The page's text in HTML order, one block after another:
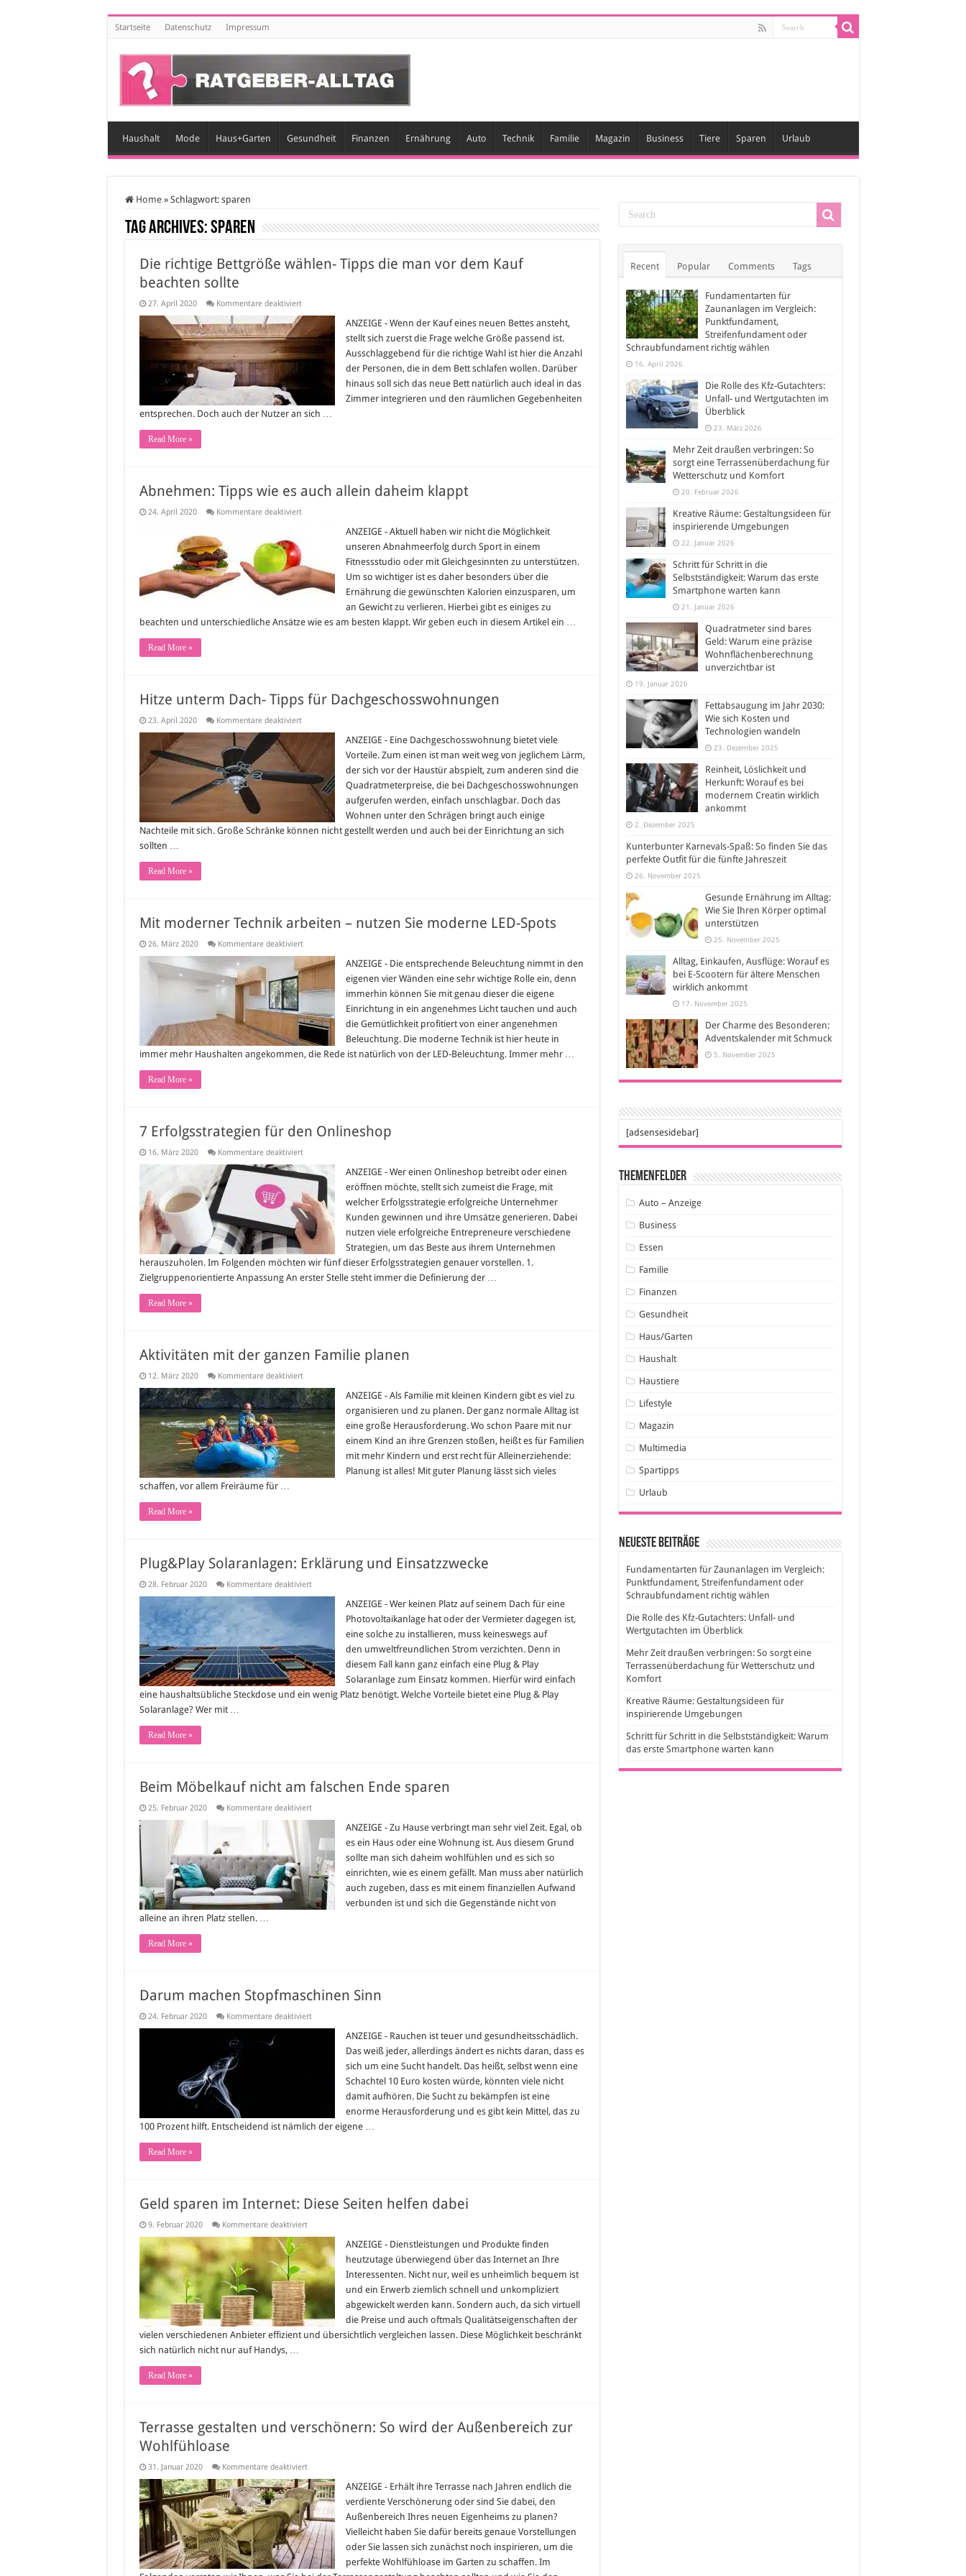
Startseite Datenschutz Impressum
Haushalt Mode Haus+Garten Gesundheit Finanzen Ernährung Auto Technik Familie Magazin Business Tiere Sparen Urlaub
Home » Schlagwort: sparen
Tag Archives:sparen
Die richtige Bettgröße wählen- Tipps die man vor dem Kauf
beachten sollte
27. April 2020 Kommentare deaktiviertfür
richtige
Bettgröße
wählen-
die
beachten
sollte
ANZEIGE - Wenn der Kauf eines neuen Bettes ansteht,
stellt sich zuerst die Frage welche Größe passend ist.
Ausschlaggebend für die richtige Wahl ist hier die Anzahl
der Personen, die in dem Bett schlafen wollen. Darüber
hinaus soll sich das neue Bett natürlich auch ideal in das
Zimmer integrieren und den räumlichen Gegebenheiten
entsprechen. Doch auch der Nutzer an sich …
Read More »
Abnehmen: Tipps wie es auch allein daheim klappt
24. April 2020 Kommentare deaktiviertfür
es
auch
allein
daheim
klappt
ANZEIGE - Aktuell haben wir nicht die Möglichkeit
unseren Abnahmeerfolg durch Sport in einem
Fitnessstudio oder mit Gleichgesinnten zu unterstützen.
Um so wichtiger ist es daher besonders über die
Ernährung die gewünschten Kalorien einzusparen, um
an Gewicht zu verlieren. Hierbei gibt es einiges zu
beachten und unterschiedliche Ansätze wie es am besten klappt. Wir geben euch in diesem Artikel ein …
Read More »
Hitze unterm Dach- Tipps für Dachgeschosswohnungen
23. April 2020 Kommentare deaktiviertfür
unterm
Dach-
für
Dachgeschosswohnungen
ANZEIGE - Eine Dachgeschosswohnung bietet viele
Vorteile. Zum einen ist man weit weg von jeglichem Lärm,
der sich vor der Haustür abspielt, zum anderen sind die
Quadratmeterpreise, die bei Dachgeschosswohnungen
aufgerufen werden, einfach unschlagbar. Doch das
Wohnen unter den Schrägen bringt auch einige
Nachteile mit sich. Große Schränke können nicht gestellt werden und auch bei der Einrichtung an sich
sollten …
Read More »
Mit moderner Technik arbeiten – nutzen Sie moderne LED-Spots
26. März 2020 Kommentare deaktiviertfür
moderner
Technik
–
nutzen
moderne
LED-
ANZEIGE - Die entsprechende Beleuchtung nimmt in den
eigenen vier Wänden eine sehr wichtige Rolle ein, denn
immerhin können Sie mit genau dieser die eigene
Einrichtung in ein angenehmes Licht tauchen und auch
die Gemütlichkeit profitiert von einer angenehmen
Beleuchtung. Die moderne Technik ist hier heute in
immer mehr Haushalten angekommen, die Rede ist natürlich von der LED-Beleuchtung. Immer mehr …
Read More »
7 Erfolgsstrategien für den Onlineshop
16. März 2020 Kommentare deaktiviertfür
Erfolgsstrategien
für
Onlineshop
ANZEIGE - Wer einen Onlineshop betreibt oder einen
eröffnen möchte, stellt sich zumeist die Frage, mit
welcher Erfolgsstrategie erfolgreiche Unternehmer
Kunden gewinnen und ihre Umsätze generieren. Dabei
nutzen viele erfolgreiche Entrepreneure verschiedene
Strategien, um das Beste aus ihrem Unternehmen
herauszuholen. Im Folgenden möchten wir fünf dieser Erfolgsstrategien genauer vorstellen. 1.
Zielgruppenorientierte Anpassung An erster Stelle steht immer die Definierung der …
Read More »
Aktivitäten mit der ganzen Familie planen
12. März 2020 Kommentare deaktiviertfür
mit
der
ganzen
Familie
planen
ANZEIGE - Als Familie mit kleinen Kindern gibt es viel zu
organisieren und zu planen. Der ganz normale Alltag ist
eine große Herausforderung. Wo schon Paare mit nur
einem Kind an ihre Grenzen stoßen, heißt es für Familien
mit mehr Kindern und erst recht für Alleinerziehende:
Planung ist alles! Mit guter Planung lässt sich vieles
schaffen, vor allem Freiräume für …
Read More »
Plug&Play Solaranlagen: Erklärung und Einsatzzwecke
28. Februar 2020 Kommentare deaktiviertfür
Solaranlagen:
Einsatzzwecke
ANZEIGE - Wer keinen Platz auf seinem Dach für eine
Photovoltaikanlage hat oder der Vermieter dagegen ist,
eine solche zu installieren, muss keineswegs auf
den umweltfreundlichen Strom verzichten. Denn in
diesem Fall kann ganz einfach eine Plug & Play
Solaranlage zum Einsatz kommen. Hierfür wird einfach
eine haushaltsübliche Steckdose und ein wenig Platz benötigt. Welche Vorteile bietet eine Plug & Play
Solaranlage? Wer mit …
Read More »
Beim Möbelkauf nicht am falschen Ende sparen
25. Februar 2020 Kommentare deaktiviertfür
Möbelkauf
am
falschen
Ende
sparen
ANZEIGE - Zu Hause verbringt man sehr viel Zeit. Egal, ob
es ein Haus oder eine Wohnung ist. Aus diesem Grund
sollte man sich daheim wohlfühlen und es sich so
einrichten, wie es einem gefällt. Man muss aber natürlich
auch zugeben, dass es mit einem finanziellen Aufwand
verbunden ist und sich die Gegenstände nicht von
alleine an ihren Platz stellen. …
Read More »
Darum machen Stopfmaschinen Sinn
24. Februar 2020 Kommentare deaktiviertfür
ANZEIGE - Rauchen ist teuer und gesundheitsschädlich.
Das weiß jeder, allerdings ändert es nichts daran, dass es
sich um eine Sucht handelt. Das heißt, selbst wenn eine
Schachtel 10 Euro kosten würde, könnten viele nicht
damit aufhören. Die Sucht zu bekämpfen ist eine
enorme Herausforderung und es gibt kein Mittel, das zu
100 Prozent hilft. Entscheidend ist nämlich der eigene …
Read More »
Geld sparen im Internet: Diese Seiten helfen dabei
9. Februar 2020 Kommentare deaktiviertfür
sparen
Internet:
Diese
Seiten
helfen
dabei
ANZEIGE - Dienstleistungen und Produkte finden
heutzutage überwiegend über das Internet an Ihre
Interessenten. Nicht nur, weil es unheimlich bequem ist
und ein Erwerb ziemlich schnell und unkompliziert
abgewickelt werden kann. Sondern auch, da sich virtuell
die Preise und auch oftmals Qualitätseigenschaften der
vielen verschiedenen Anbieter effizient und übersichtlich vergleichen lassen. Diese Möglichkeit beschränkt
sich natürlich nicht nur auf Handys, …
Read More »
Terrasse gestalten und verschönern: So wird der Außenbereich zur
Wohlfühloase
31. Januar 2020 Kommentare deaktiviertfür
gestalten
und
verschönern:
So
wird
der
Außenbereich
zur
Wohlfühloase
ANZEIGE - Erhält ihre Terrasse nach Jahren endlich die
verdiente Verschönerung oder sind Sie dabei, den
Außenbereich Ihres neuen Eigenheims zu planen?
Vielleicht haben Sie dafür bereits genaue Vorstellungen
oder Sie lassen sich zunächst noch inspirieren, um die
perfekte Wohlfühloase im Garten zu schaffen. Im
Recent Popular Comments Tags
Fundamentarten für
Zaunanlagen im Vergleich:
Punktfundament,
Streifenfundament oder
Schraubfundament richtig wählen
16. April 2026
Die Rolle des Kfz-Gutachters:
Unfall- und Wertgutachten im
Überblick
23. März 2026
Mehr Zeit draußen verbringen: So
sorgt eine Terrassenüberdachung für
Wetterschutz und Komfort
20. Februar 2026
Kreative Räume: Gestaltungsideen für
inspirierende Umgebungen
22. Januar 2026
Schritt für Schritt in die
Selbstständigkeit: Warum das erste
Smartphone warten kann
21. Januar 2026
Quadratmeter sind bares
Geld: Warum eine präzise
Wohnflächenberechnung
unverzichtbar ist
19. Januar 2026
Fettabsaugung im Jahr 2030:
Wie sich Kosten und
Technologien wandeln
23. Dezember 2025
Reinheit, Löslichkeit und
Herkunft: Worauf es bei
modernem Creatin wirklich
ankommt
2. Dezember 2025
Kunterbunter Karnevals-Spaß: So finden Sie das
perfekte Outfit für die fünfte Jahreszeit
26. November 2025
Gesunde Ernährung im Alltag:
Wie Sie Ihren Körper optimal
unterstützen
25. November 2025
Alltag, Einkaufen, Ausflüge: Worauf es
bei E-Scootern für ältere Menschen
wirklich ankommt
17. November 2025
Der Charme des Besonderen:
Adventskalender mit Schmuck
5. November 2025
[adsensesidebar]
Themenfelder
Auto – Anzeige
Business
Essen
Familie
Finanzen
Gesundheit
Haus/Garten
Haushalt
Haustiere
Lifestyle
Magazin
Multimedia
Spartipps
Urlaub
Neueste Beiträge
Fundamentarten für Zaunanlagen im Vergleich:
Punktfundament, Streifenfundament oder
Schraubfundament richtig wählen
Die Rolle des Kfz-Gutachters: Unfall- und
Wertgutachten im Überblick
Mehr Zeit draußen verbringen: So sorgt eine
Terrassenüberdachung für Wetterschutz und
Komfort
Kreative Räume: Gestaltungsideen für
inspirierende Umgebungen
Schritt für Schritt in die Selbstständigkeit: Warum
das erste Smartphone warten kann